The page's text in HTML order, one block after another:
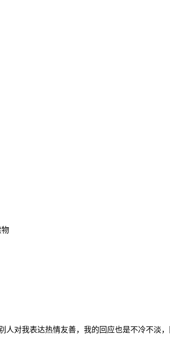
物
对我表达热情友善，我的回应也是不冷不淡